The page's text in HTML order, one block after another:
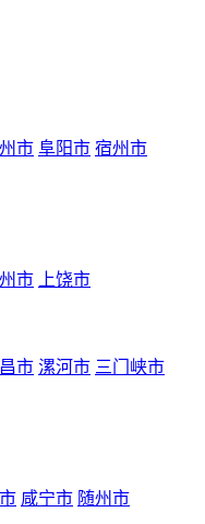
市 阜阳市 宿州市
市 上饶市
市 漯河市 三门峡市
咸宁市 随州市